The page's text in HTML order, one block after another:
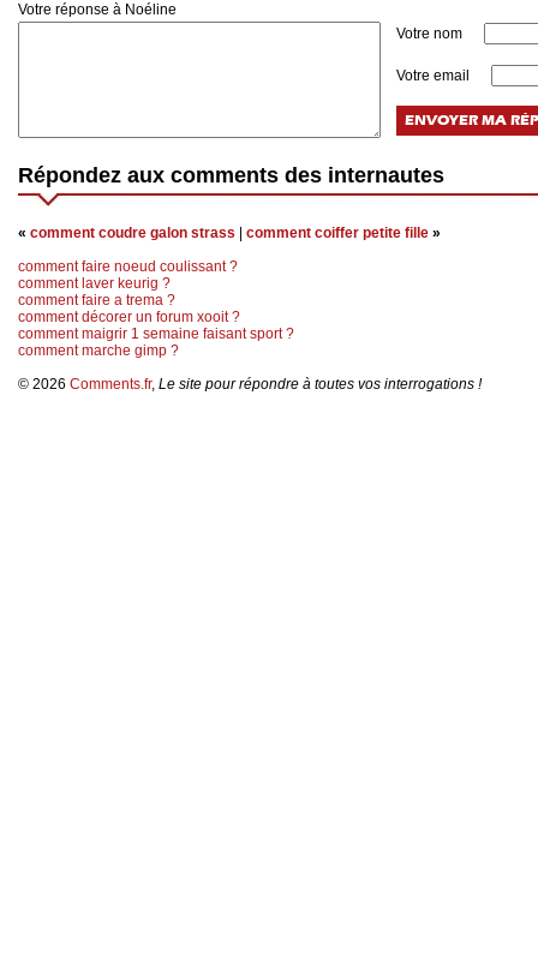
Votre réponse à Noéline
Votre nom
Votre email
Répondez aux comments des internautes
« comment coudre galon strass comment coiffer petite fille »
comment faire noeud coulissant ?
comment laver keurig ?
comment faire a trema ?
comment décorer un forum xooit ?
comment maigrir 1 semaine faisant sport ?
comment marche gimp ?
© 2026 Comments.fr, Le site pour répondre à toutes vos interrogations !